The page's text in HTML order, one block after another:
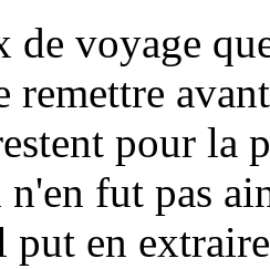
de voyage
remettre
pour la
fut pas
put en